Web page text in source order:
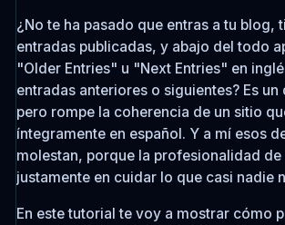
¿No te ha pasado que entras a tu blog,
entradas publicadas, y abajo del todo
"Older Entries" u "Next Entries" en
entradas anteriores o siguientes? Es
pero rompe la coherencia de un sitio
íntegramente en español. Y a mí esos
molestan, porque la profesionalidad de
justamente en cuidar lo que casi nadie
En este tutorial te voy a mostrar cómo